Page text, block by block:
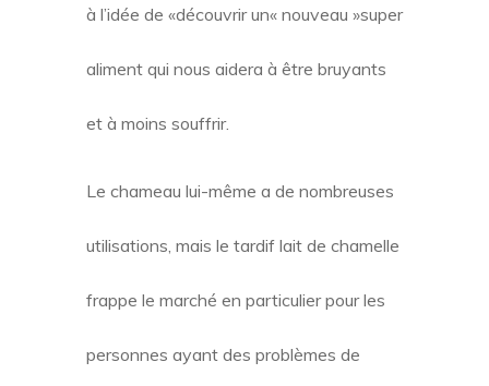
à l’idée de «découvrir un« nouveau »super
aliment qui nous aidera à être bruyants
et à moins souffrir.
Le chameau lui-même a de nombreuses
utilisations, mais le tardif lait de chamelle
frappe le marché en particulier pour les
personnes ayant des problèmes de